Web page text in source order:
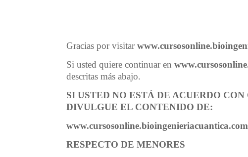
Gracias por visitar
Si usted quiere continuar en
descritas más abajo.
SI USTED NO ESTÁ DE ACUERDO
DIVULGUE EL CONTENIDO DE:
www.cursosonline.bioingenieriacuantica.com
RESPECTO DE MENORES